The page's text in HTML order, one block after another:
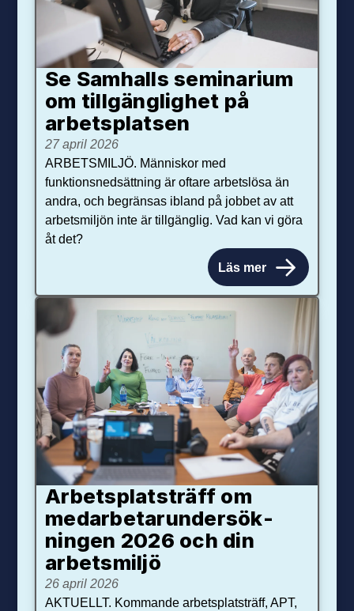
Se Samhalls seminarium
om tillgänglighet på
arbetsplatsen
27 april 2026
ARBETSMILJÖ. Människor med
funktionsnedsättning är oftare arbetslösa än
andra, och begränsas ibland på jobbet av att
arbetsmiljön inte är tillgänglig. Vad kan vi göra
åt det?
Läs mer
Arbetsplats­träff om
med­arbetar­under­sök­
ningen 2026 och din
arbets­miljö
26 april 2026
AKTUELLT. Kommande arbetsplatsträff, APT,